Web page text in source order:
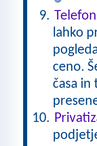
lahko
ceno.
časa in